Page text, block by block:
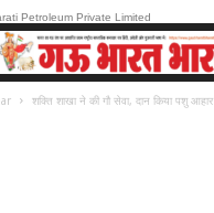
Petroleum Private Limited
शक्ति शाखा ने की गौ सेवा, दान किया पशु आहार